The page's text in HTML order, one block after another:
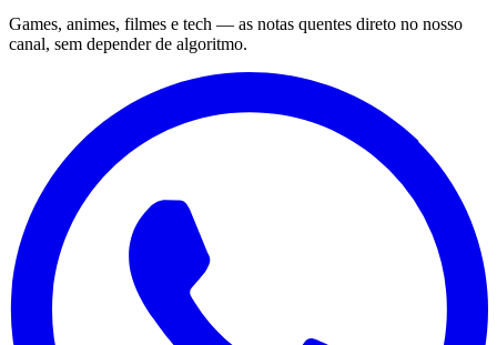
Games, animes, filmes e tech — as notas quentes direto no nosso
canal, sem depender de algoritmo.